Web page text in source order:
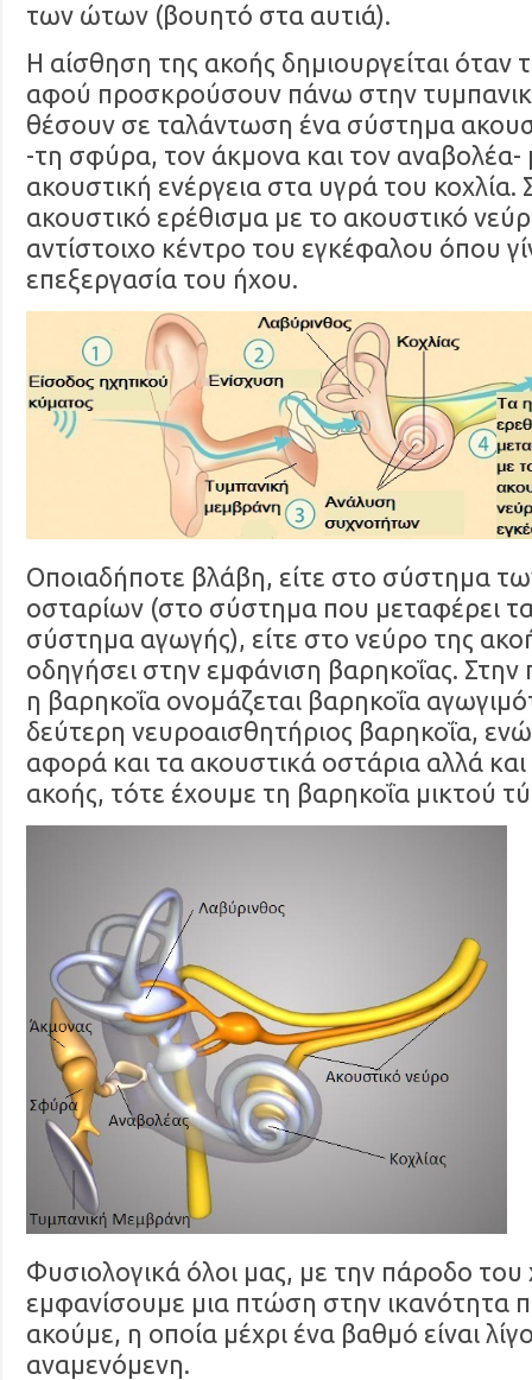
των ώτων (βουητό στα αυτιά).
Η αίσθηση της ακοής δημιουργείται όταν
αφού προσκρούσουν πάνω στην
θέσουν σε ταλάντωση ένα σύστημα
-τη σφύρα, τον άκμονα και τον αναβολέα-
ακουστική ενέργεια στα υγρά του κοχλία.
ακουστικό ερέθισμα με το ακουστικό
αντίστοιχο κέντρο του εγκέφαλου όπου
επεξεργασία του ήχου.
Οποιαδήποτε βλάβη, είτε στο σύστημα
οσταρίων (στο σύστημα που μεταφέρει
σύστημα αγωγής), είτε στο νεύρο της
οδηγήσει στην εμφάνιση βαρηκοΐας.
η βαρηκοΐα ονομάζεται βαρηκοΐα
δεύτερη νευροαισθητήριος βαρηκοΐα,
αφορά και τα ακουστικά οστάρια αλλά
ακοής, τότε έχουμε τη βαρηκοΐα μικτού
Φυσιολογικά όλοι μας, με την πάροδο
εμφανίσουμε μια πτώση στην ικανότητα
ακούμε, η οποία μέχρι ένα βαθμό είναι
αναμενόμενη.